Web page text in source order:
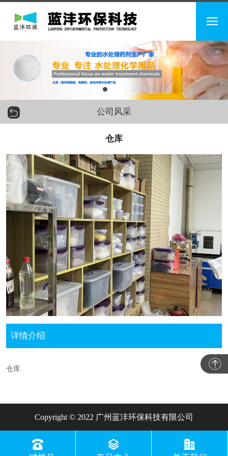
公司风采
仓库
详情介绍
仓库
Copyright © 2022 广州蓝沣环保科技有限公司